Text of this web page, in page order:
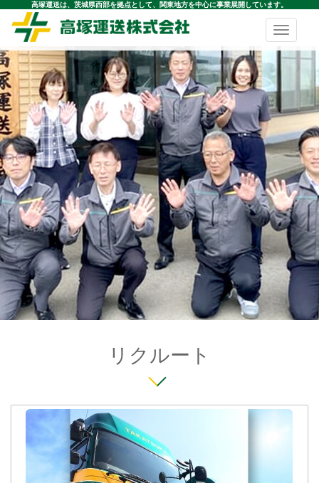
高塚運送は、茨城県西部を拠点として、関東地方を中心に事業展開しています。
Toggle
リクルート